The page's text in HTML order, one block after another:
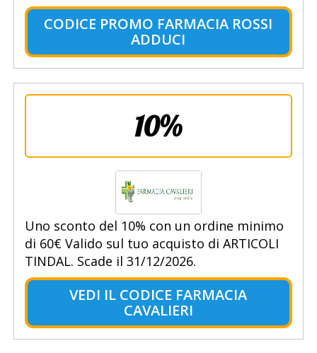
CODICE PROMO FARMACIA ROSSI
ADDUCI
10%
Uno sconto del 10% con un ordine minimo
di 60€ Valido sul tuo acquisto di ARTICOLI
TINDAL. Scade il 31/12/2026.
VEDI IL CODICE FARMACIA
CAVALIERI